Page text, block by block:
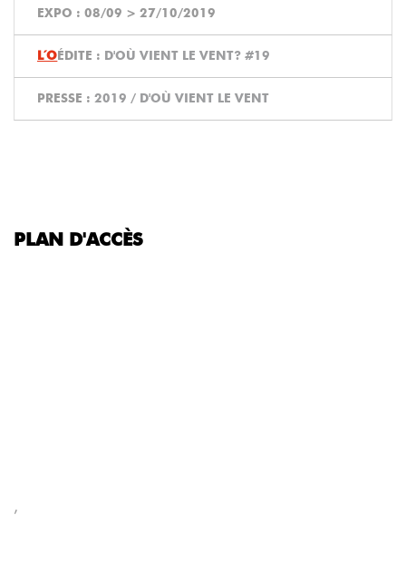
EXPO : 08/09 > 27/10/2019
ÉDITE : D'OÙ VIENT LE VENT? #19
PRESSE : 2019 / D'OÙ VIENT LE VENT
PLAN D'ACCÈS